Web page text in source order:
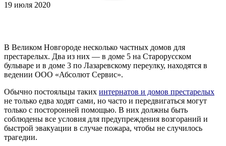
19 июля 2020
В Великом Новгороде несколько частных домов для
престарелых. Два из них — в доме 5 на Старорусском
бульваре и в доме 3 по Лазаревскому переулку, находятся в
ведении ООО «Абсолют Сервис».
Обычно постояльцы таких интернатов и домов престарелых
не только едва ходят сами, но часто и передвигаться могут
только с посторонней помощью. В них должны быть
соблюдены все условия для предупреждения возгораний и
быстрой эвакуации в случае пожара, чтобы не случилось
трагедии.